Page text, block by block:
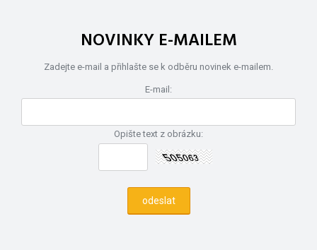
NOVINKY E-MAILEM
Zadejte e-mail a přihlašte se k odběru novinek e-mailem.
E-mail:
Opište text z obrázku: